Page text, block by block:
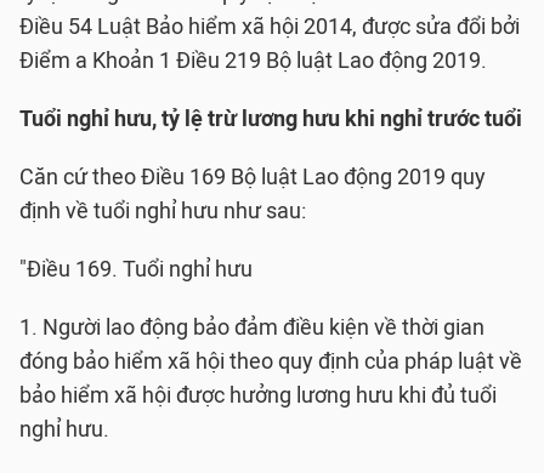
Điều 54 Luật Bảo hiểm xã hội 2014, được sửa đổi bởi
Điểm a Khoản 1 Điều 219 Bộ luật Lao động 2019.
Tuổi nghỉ hưu, tỷ lệ trừ lương hưu khi nghỉ trước tuổi
Căn cứ theo Điều 169 Bộ luật Lao động 2019 quy
định về tuổi nghỉ hưu như sau:
"Điều 169. Tuổi nghỉ hưu
1. Người lao động bảo đảm điều kiện về thời gian
đóng bảo hiểm xã hội theo quy định của pháp luật về
bảo hiểm xã hội được hưởng lương hưu khi đủ tuổi
nghỉ hưu.